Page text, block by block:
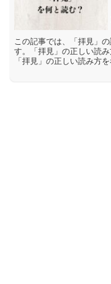
この記事では、「拝見」
す。「拝見」の正しい読
「拝見」の正しい読み方